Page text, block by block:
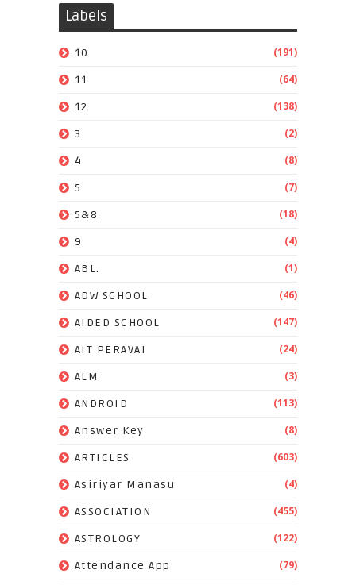
Labels
10 (191)
11 (64)
12 (138)
3 (2)
4 (8)
5 (7)
5&8 (18)
9 (4)
ABL. (1)
ADW SCHOOL (46)
AIDED SCHOOL (147)
AIT PERAVAI (24)
ALM (3)
ANDROID (113)
Answer Key (8)
ARTICLES (603)
Asiriyar Manasu (4)
ASSOCIATION (455)
ASTROLOGY (122)
Attendance App
(79)